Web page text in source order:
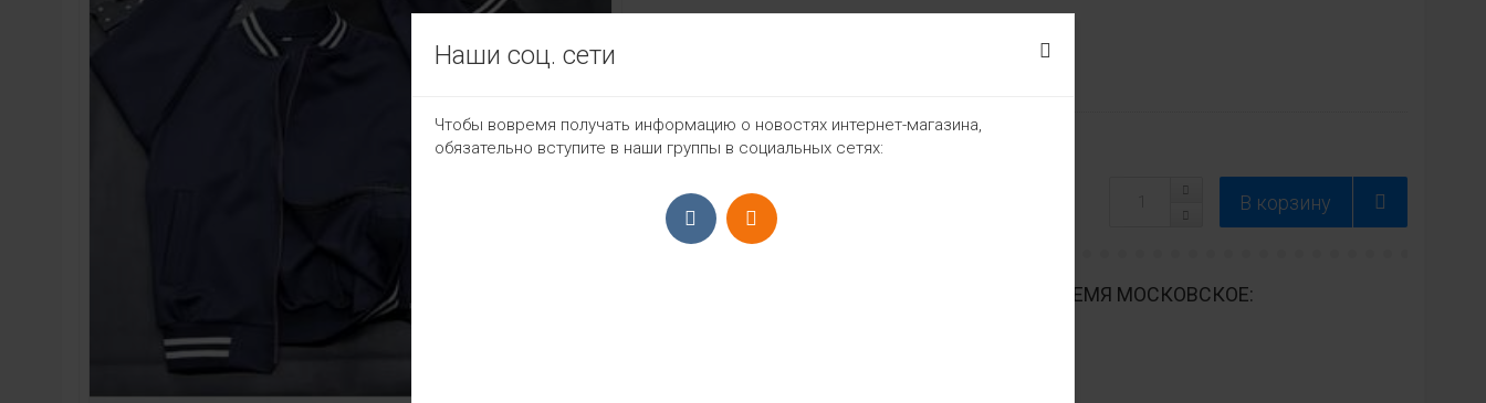
Модель
1197₽
ПРИЁМ ЗАКАЗОВ С 9:00-22:00, ЕЖЕДНЕВНО ВРЕМЯ МОСКОВСКОЕ:
Наши соц. сети
Чтобы вовремя получать информацию о новостях интернет-магазина,
обязательно вступите в наши группы в социальных сетях: